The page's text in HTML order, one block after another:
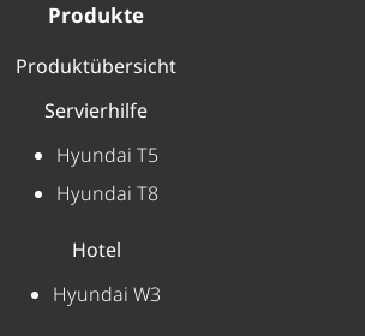
Produkte
Produktübersicht
Servierhilfe
Hyundai T5
Hyundai T8
Hotel
Hyundai W3